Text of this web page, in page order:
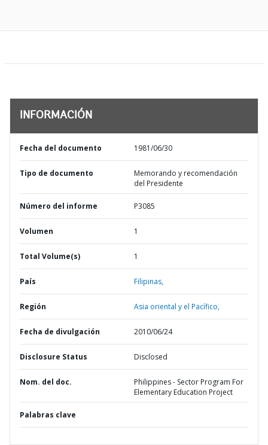
INFORMACIÓN
Fecha del documento 1981/06/30
Tipo de documento
Memorando y recomendación
del Presidente
Número del informe P3085
Volumen 1
Total Volume(s) 1
País Filipinas,
Región Asia oriental y el Pacífico,
Fecha de divulgación 2010/06/24
Disclosure Status Disclosed
Nom. del doc.
Philippines - Sector Program For
Elementary Education Project
Palabras clave